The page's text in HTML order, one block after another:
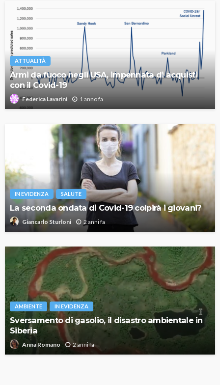
ATTUALITÀ
Armi da fuoco negli USA, impennata di acquisti
con il Covid-19
Federica Lavarini 1 anno fa
IN EVIDENZA SALUTE
La seconda ondata di Covid-19 colpirà i giovani?
Giancarlo Sturloni 2 anni fa
AMBIENTE IN EVIDENZA
Sversamento di gasolio, il disastro ambientale in
Siberia
Anna Romano 2 anni fa